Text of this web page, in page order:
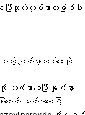
ပြီးထုတ်လုပ်ထားတာဖြစ်ပါ
ယ့် မျက်နှာသစ်ဆေးကို
က်သာစေပြီး မျက်နှာ
တွေကို သက်သာစေပြီး